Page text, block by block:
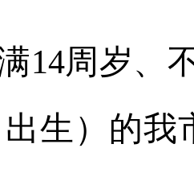
14周岁、
出生）的我